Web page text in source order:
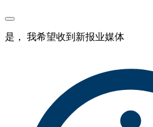
是， 我希望收到新报业媒体